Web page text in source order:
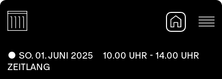
SO. 01. JUNI 2025
10.00 UHR - 14.00 UHR
ZEITLANG